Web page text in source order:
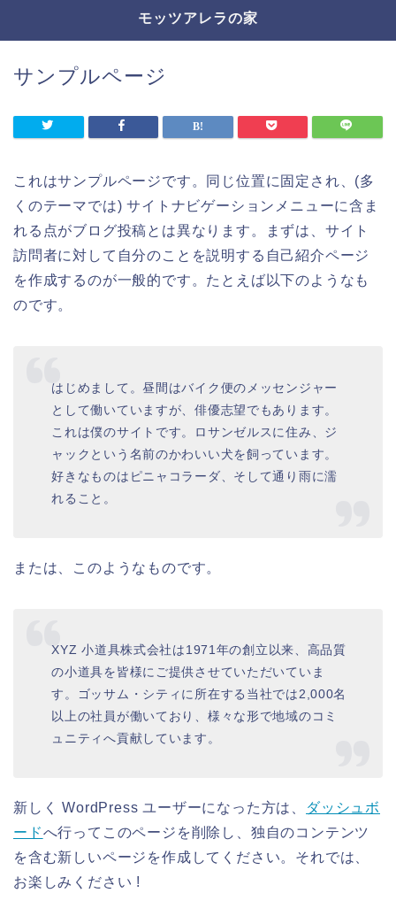
モッツアレラの家
サンプルページ
これはサンプルページです。同じ位置に固定され、(多
くのテーマでは) サイトナビゲーションメニューに含ま
れる点がブログ投稿とは異なります。まずは、サイト
訪問者に対して自分のことを説明する自己紹介ページ
を作成するのが一般的です。たとえば以下のようなも
のです。
はじめまして。昼間はバイク便のメッセンジャー
として働いていますが、俳優志望でもあります。
これは僕のサイトです。ロサンゼルスに住み、ジ
ャックという名前のかわいい犬を飼っています。
好きなものはピニャコラーダ、そして通り雨に濡
れること。
または、このようなものです。
XYZ 小道具株式会社は1971年の創立以来、高品質
の小道具を皆様にご提供させていただいていま
す。ゴッサム・シティに所在する当社では2,000名
以上の社員が働いており、様々な形で地域のコミ
ュニティへ貢献しています。
新しく WordPress ユーザーになった方は、
ダッシュボ
ードへ行ってこのページを削除し、独自のコンテンツ
を含む新しいページを作成してください。それでは、
お楽しみください !